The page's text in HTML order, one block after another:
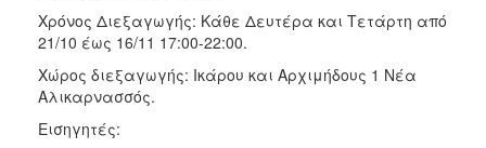
Χρόνος Διεξαγωγής: Κάθε Δευτέρα και Τετάρτη από
21/10 έως 16/11 17:00-22:00.
Χώρος διεξαγωγής: Ικάρου και Αρχιμήδους 1 Νέα
Αλικαρνασσός.
Εισηγητές: